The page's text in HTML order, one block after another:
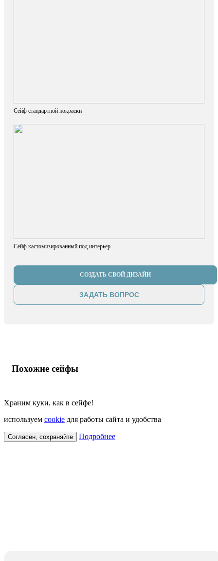
Сейф стандартной покраски
Сейф кастомизированный под интерьер
СОЗДАТЬ СВОЙ ДИЗАЙН
ЗАДАТЬ ВОПРОС
Похожие сейфы
Храним куки, как в сейфе!
используем cookie для работы сайта и удобства
Согласен, сохраняйте Подробнее